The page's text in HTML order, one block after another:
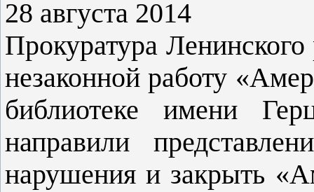
28 августа 2014
Прокуратура
незаконной работу
библиотеке имени
направили
нарушения и закрыть